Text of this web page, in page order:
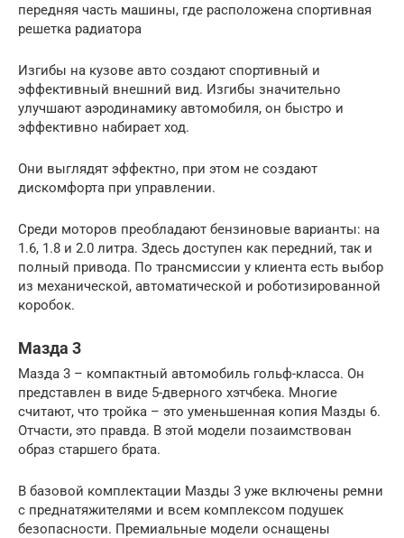
передняя часть машины, где расположена спортивная
решетка радиатора
Изгибы на кузове авто создают спортивный и
эффективный внешний вид. Изгибы значительно
улучшают аэродинамику автомобиля, он быстро и
эффективно набирает ход.
Они выглядят эффектно, при этом не создают
дискомфорта при управлении.
Среди моторов преобладают бензиновые варианты: на
1.6, 1.8 и 2.0 литра. Здесь доступен как передний, так и
полный привода. По трансмиссии у клиента есть выбор
из механической, автоматической и роботизированной
коробок.
Мазда 3
Мазда 3 – компактный автомобиль гольф-класса. Он
представлен в виде 5-дверного хэтчбека. Многие
считают, что тройка – это уменьшенная копия Мазды 6.
Отчасти, это правда. В этой модели позаимствован
образ старшего брата.
В базовой комплектации Мазды 3 уже включены ремни
с преднатяжителями и всем комплексом подушек
безопасности. Премиальные модели оснащены